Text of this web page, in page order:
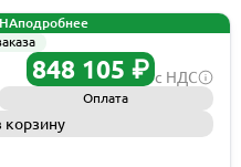
подробнее
848 105 ₽ с НДС
Оплата
корзину